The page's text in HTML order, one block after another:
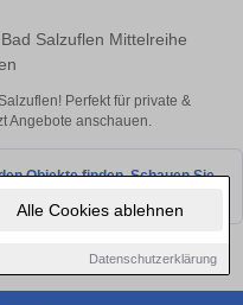
Alle Cookies ablehnen
Datenschutzerklärung
Salzuflen Mittelreihe
Perfekt für private &
Angebote anschauen.
Objekte finden. Schauen Sie